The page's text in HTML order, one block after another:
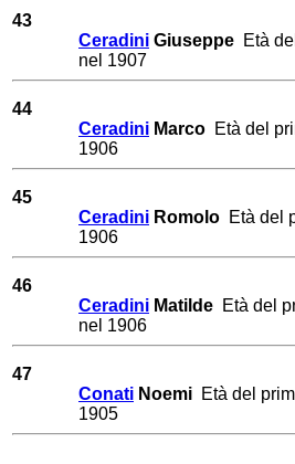
43
Ceradini Giuseppe Età
nel 1907
44
Ceradini Marco Età del
1906
45
Ceradini Romolo Età del
1906
46
Ceradini Matilde Età del
nel 1906
47
Conati Noemi Età del
1905